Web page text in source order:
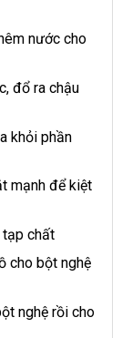
nước cho
đổ ra chậu
khỏi phần
mạnh để kiệt
tạp chất
cho bột nghệ
nghệ rồi cho